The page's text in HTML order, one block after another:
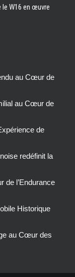
le W16 en œuvre
au Cœur de
au Cœur de
de
redéfinit la
de l’Endurance
Historique
au Cœur des